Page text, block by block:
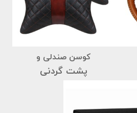
کوسن صندلی و
پشت گردنی